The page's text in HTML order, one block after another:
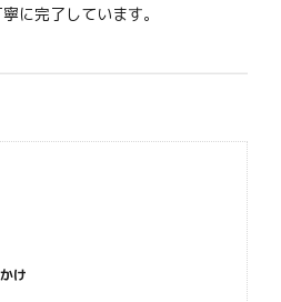
に完了しています。
け